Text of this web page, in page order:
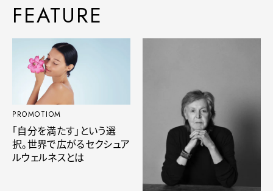
FEATURE
PROMOTIOM
「自分を満たす」という選
択。世界で広がるセクシュア
ルウェルネスとは